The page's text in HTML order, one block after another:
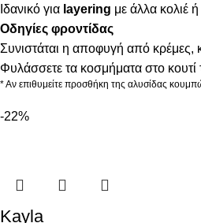
Ιδανικό για layering με άλλα κολιέ
Οδηγίες φροντίδας
Συνιστάται η αποφυγή από κρέμες,
Φυλάσσετε τα κοσμήματα στο κουτί
* Αν επιθυμείτε προσθήκη της αλυσίδας
-22%
Kayla